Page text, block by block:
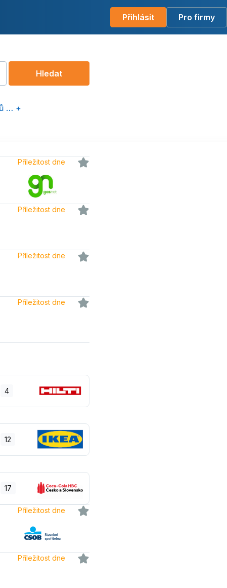
Přihlásit Pro firmy
office
… +
Hledat
Příležitost dne
Příležitost dne
Příležitost dne
Příležitost dne
4
12
17
Příležitost dne
Příležitost dne